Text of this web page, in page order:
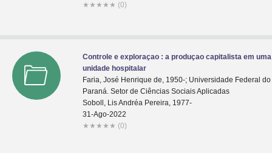
★ ★ ★ ★ ★ (0)
Controle e exploraçao : a produçao capitalista em uma
unidade hospitalar
Faria, José Henrique de, 1950-; Universidade Federal do
Paraná. Setor de Ciências Sociais Aplicadas
Soboll, Lis Andréa Pereira, 1977-
31-Ago-2022
★ ★ ★ ★ ★ (0)